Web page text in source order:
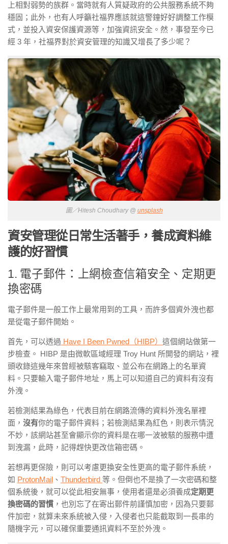
上相對弱勢的族群。當時就有人質疑政府的公共服務系統不夠
穩固；此外，也有人呼籲社福界應該就這警鐘好好調整工作模
式，並投入資安保護資源等，加強資訊安全。然，事發至今已
經 3 年，社福界對於資安管理的知識又增長了多少呢？
圖／Hitesh Choudhary @ unsplash
資安管理從日常生活著手，養成資料維
護的好習慣
1. 電子郵件：上網檢查信箱安全、定期更
換密碼
電子郵件是一般工作上最常用到的工具，而許多個資外洩也都
是從電子郵件開始。
首先，可以透過 Have I Been Pwned （HIBP） 這個網站做第一
步檢查。 HIBP 是由微軟區域經理 Troy Hunt 所開發的網站，裡
頭收錄這幾年來曾經被駭客竊取、並公布在網路上的名單資
料。只要輸入電子郵件地址，馬上可以知道自己的資料有沒有
外洩。
若檢測結果為綠色，代表目前在網路流傳的資料外洩名單裡
面， 沒有你的電子郵件資料；若檢測結果為紅色，則表示情況
不妙，該網站甚至會顯示你的資料是在哪一波被駭的服務中遭
到洩漏，此時，記得趕快更改信箱密碼。
若想再更保險，則可以考慮更換安全性更高的電子郵件系統，
如 ProtonMail 、 Thunderbird 等。但倒也不是換了一次密碼和整
個系統後，就可以從此相安無事，使用者還是必須養成定期更
換密碼的習慣 ，也別忘了在寄出郵件前謹慎加密，因為只要郵
件加密，就算未來系統被入侵，入侵者也只能截取到一長串的
隨機字元，可以確保重要通訊資料不至於外洩。